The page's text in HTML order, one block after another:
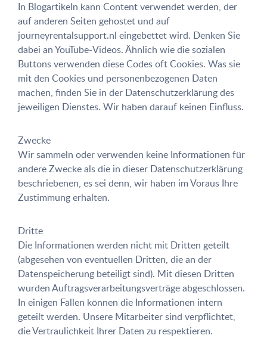
In Blogartikeln kann Content verwendet werden, der
auf anderen Seiten gehostet und auf
journeyrentalsupport.nl eingebettet wird. Denken Sie
dabei an YouTube-Videos. Ähnlich wie die sozialen
Buttons verwenden diese Codes oft Cookies. Was sie
mit den Cookies und personenbezogenen Daten
machen, finden Sie in der Datenschutzerklärung des
jeweiligen Dienstes. Wir haben darauf keinen Einfluss.
Zwecke
Wir sammeln oder verwenden keine Informationen für
andere Zwecke als die in dieser Datenschutzerklärung
beschriebenen, es sei denn, wir haben im Voraus Ihre
Zustimmung erhalten.
Dritte
Die Informationen werden nicht mit Dritten geteilt
(abgesehen von eventuellen Dritten, die an der
Datenspeicherung beteiligt sind). Mit diesen Dritten
wurden Auftragsverarbeitungsverträge abgeschlossen.
In einigen Fällen können die Informationen intern
geteilt werden. Unsere Mitarbeiter sind verpflichtet,
die Vertraulichkeit Ihrer Daten zu respektieren.